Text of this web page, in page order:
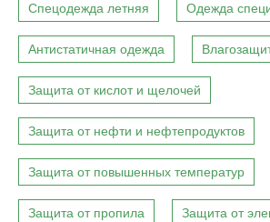
Спецодежда летняя Одежда
Антистатичная одежда
Защита от кислот и щелочей
Защита от нефти и нефтепродуктов
Защита от повышенных температур
Защита от пропила Защита от